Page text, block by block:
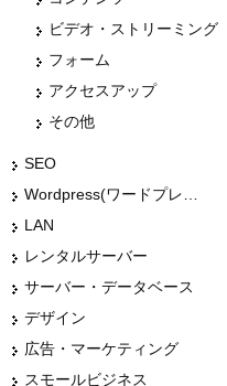
ビデオ・ストリーミング
フォーム
アクセスアップ
その他
SEO
LAN
レンタルサーバー
サーバー・データベース
デザイン
広告・マーケティング
スモールビジネス